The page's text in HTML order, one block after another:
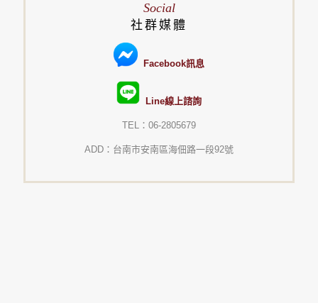
Social
社群媒體
Facebook訊息
Line線上諮詢
TEL：06-2805679
ADD：台南市安南區海佃路一段92號